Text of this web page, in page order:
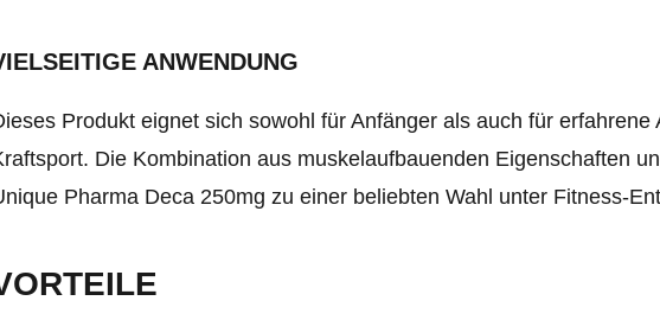
ANWENDUNG
Produkt eignet sich sowohl für Anfänger als auch für
Die Kombination aus muskelaufbauenden Eigenschaften
Pharma Deca 250mg zu einer beliebten Wahl unter Fitness-